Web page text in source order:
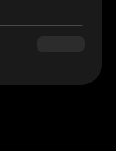
$180.00